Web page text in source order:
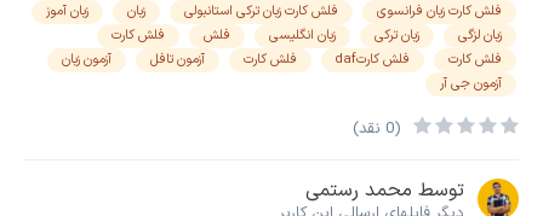
فلش کارت زبان فرانسوی
فلش کارت زبان ترکی استانبولی زبان
زبان آموز
زبان لزگی
زبان ترکی زبان انگلیسی فلش
فلش کارت
فلش کارت
فلش کارتdaf فلش کارت آزمون تافل
آزمون زبان
آزمون جی آر
(0 نقد)
توسط محمد رستمی